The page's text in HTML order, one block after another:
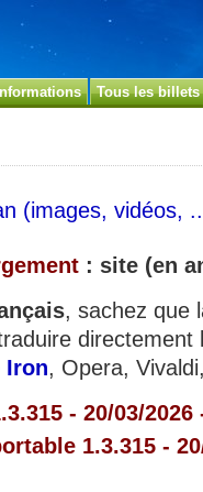
Tous les billets
(images, vidéos,
: site (en
, sachez que
directement
Iron, Opera,
- 20/03/2026
1.3.315 -